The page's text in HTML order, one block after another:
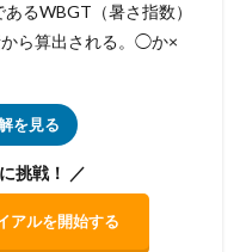
るWBGT（暑さ指数）
ら算出される。◯か×
を見る
挑戦！ ／
アルを開始する